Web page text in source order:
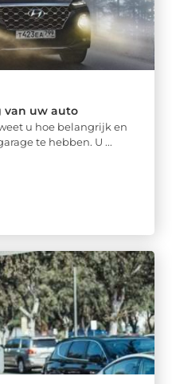
van uw auto
u hoe belangrijk en
te hebben. U ...